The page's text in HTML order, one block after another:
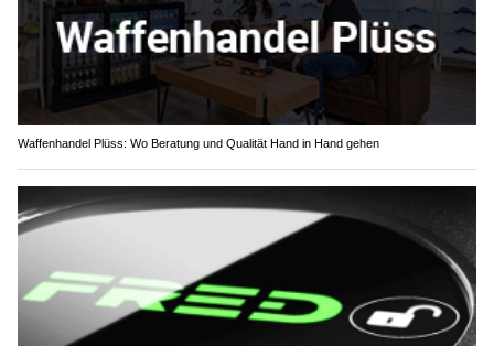
Waffenhandel Plüss: Wo Beratung und Qualität Hand in Hand gehen